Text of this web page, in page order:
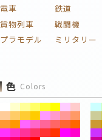
電車
鉄道
貨物列車
戦闘機
プラモデル
ミリタリー
色 Colors